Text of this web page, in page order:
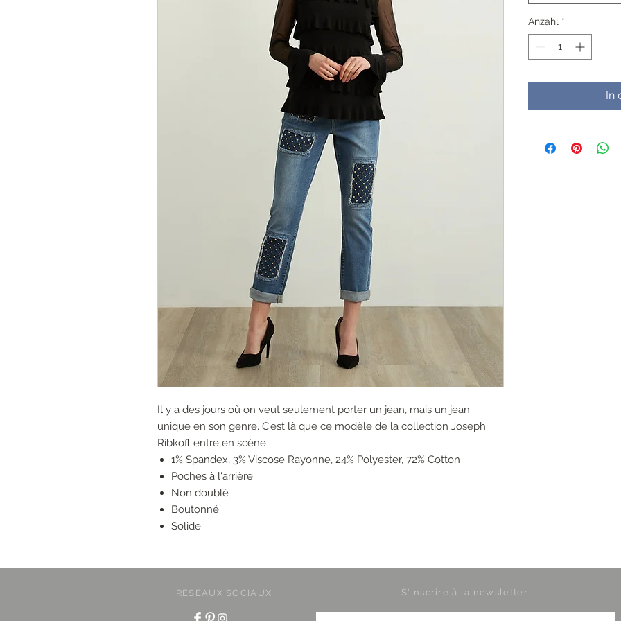
Il y a des jours où on veut seulement porter un jean, mais un jean
unique en son genre. C'est là que ce modèle de la collection Joseph
Ribkoff entre en scène
1% Spandex, 3% Viscose Rayonne, 24% Polyester, 72% Cotton
Poches à l'arrière
Non doublé
Boutonné
Solide
Anzahl *
In
RESEAUX SOCIAUX S'inscrire à la newsletter